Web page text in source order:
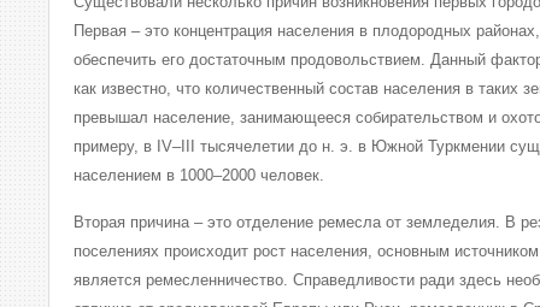
Первая – это концентрация населения в плодородных
обеспечить его достаточным продовольствием. Данный
как известно, что количественный состав населения в таких
превышал население, занимающееся собирательством и
примеру, в IV–III тысячелетии до н. э. в Южной Туркмении
населением в 1000–2000 человек.
Вторая причина – это отделение ремесла от земледелия. В
поселениях происходит рост населения, основным
является ремесленничество. Справедливости ради здесь